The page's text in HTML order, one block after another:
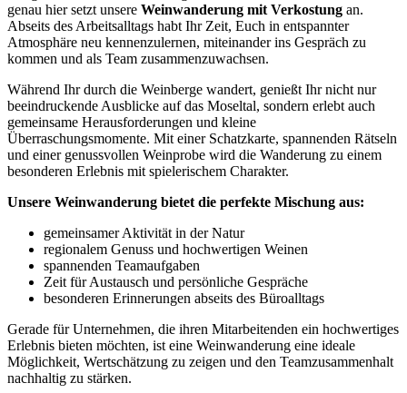
genau hier setzt unsere Weinwanderung mit Verkostung an.
Abseits des Arbeitsalltags habt Ihr Zeit, Euch in entspannter
Atmosphäre neu kennenzulernen, miteinander ins Gespräch zu
kommen und als Team zusammenzuwachsen.
Während Ihr durch die Weinberge wandert, genießt Ihr nicht nur
beeindruckende Ausblicke auf das Moseltal, sondern erlebt auch
gemeinsame Herausforderungen und kleine
Überraschungsmomente. Mit einer Schatzkarte, spannenden Rätseln
und einer genussvollen Weinprobe wird die Wanderung zu einem
besonderen Erlebnis mit spielerischem Charakter.
Unsere Weinwanderung bietet die perfekte Mischung aus:
gemeinsamer Aktivität in der Natur
regionalem Genuss und hochwertigen Weinen
spannenden Teamaufgaben
Zeit für Austausch und persönliche Gespräche
besonderen Erinnerungen abseits des Büroalltags
Gerade für Unternehmen, die ihren Mitarbeitenden ein hochwertiges
Erlebnis bieten möchten, ist eine Weinwanderung eine ideale
Möglichkeit, Wertschätzung zu zeigen und den Teamzusammenhalt
nachhaltig zu stärken.